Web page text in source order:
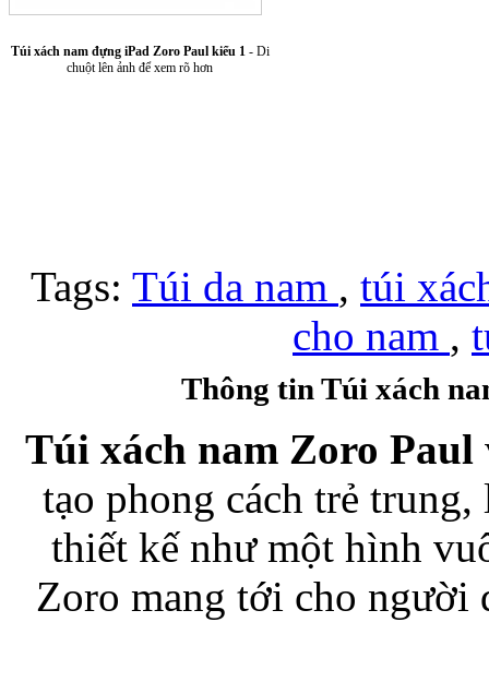
Bao da samsung
Bao da Samsung
Túi xách nam đựng iPad Zoro Paul kiểu 1- Di
chuột lên ảnh để xem rõ hơn
Tags: Túi da nam , túi
cho nam ,
Thông tin Túi xách
Túi xách nam Zoro Paul
tạo phong cách trẻ
thiết kế như một hình
Zoro mang tới cho người